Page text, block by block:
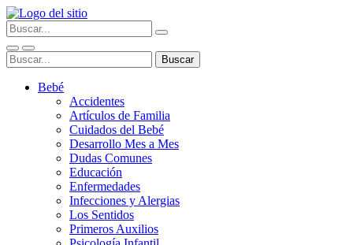
Bebé
Accidentes
Artículos de Familia
Cuidados del Bebé
Desarrollo Mes a Mes
Dudas Comunes
Educación
Enfermedades
Infecciones y Alergias
Los Sentidos
Primeros Auxilios